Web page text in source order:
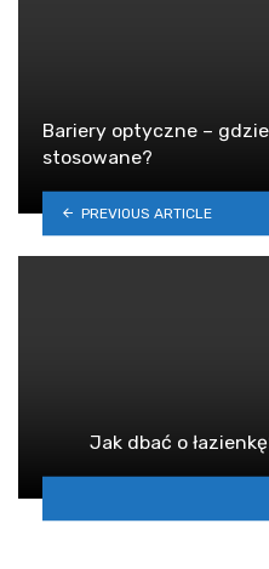
Bariery optyczne –
stosowane?
PREVIOUS ARTICLE
Jak dbać o